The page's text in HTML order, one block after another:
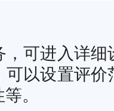
可进入详
以设置评
。